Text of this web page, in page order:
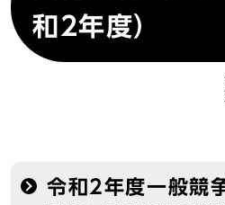
和2年度）
令和2年度一般競